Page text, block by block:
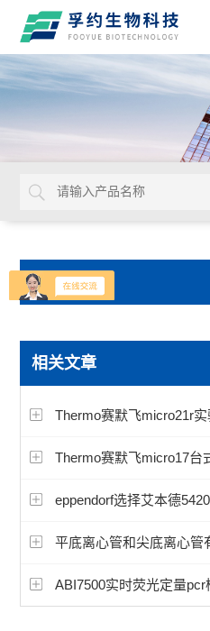
产品分类
默克密理博Millicell-IQ纯水净化
赛默飞程控降温仪冷冻机
艾本德5702离心机
艾本德5430微量离心机
艾本德5810微量离心机
相关文章
Thermo赛默飞micro21r实验室小型
Thermo赛默飞micro17台式
eppendorf选择艾本德5420台式微
平底离心管和尖底离心管
ABI7500实时荧光定量pcr